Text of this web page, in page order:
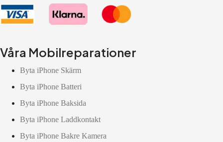
Våra Mobilreparationer
Byta iPhone Skärm
Byta iPhone Batteri
Byta iPhone Baksida
Byta iPhone Laddkontakt
Byta iPhone Bakre Kamera